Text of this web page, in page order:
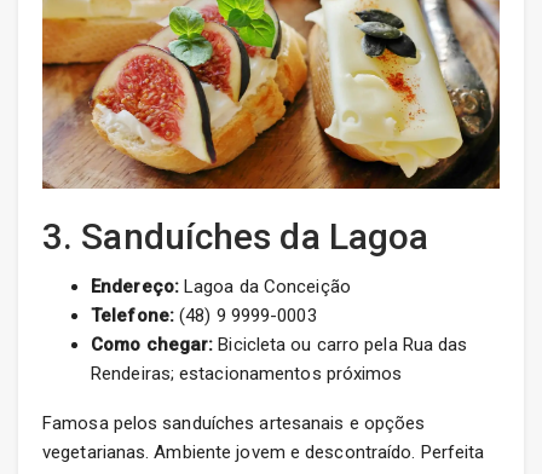
3. Sanduíches da Lagoa
Endereço:Lagoa da Conceição
Telefone:(48) 9 9999-0003
Como chegar: Bicicleta ou carro pela Rua das
Rendeiras; estacionamentos próximos
Famosa pelos sanduíches artesanais e opções
vegetarianas. Ambiente jovem e descontraído. Perfeita